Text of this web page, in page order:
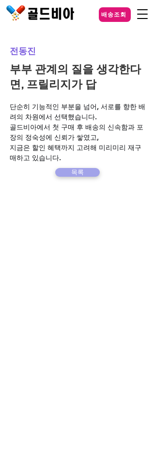
배송조회
전동진
부부 관계의 질을 생각한다
면, 프릴리지가 답
단순히 기능적인 부분을 넘어, 서로를 향한 배
려의 차원에서 선택했습니다.
골드비아에서 첫 구매 후 배송의 신속함과 포
장의 정숙성에 신뢰가 쌓였고,
지금은 할인 혜택까지 고려해 미리미리 재구
매하고 있습니다.
목록